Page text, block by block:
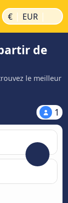
€ | EUR |
de
le meilleur
1